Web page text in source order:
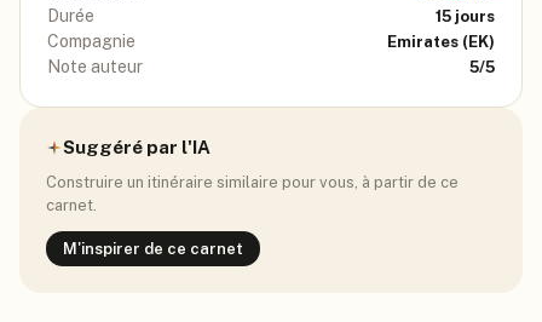
Durée 15 jours
Compagnie Emirates (EK)
Note auteur 5/5
Suggéré par l'IA
Construire un itinéraire similaire pour vous, à partir de ce
carnet.
M'inspirer de ce carnet